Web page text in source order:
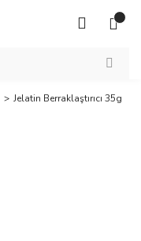
Jelatin Berraklaştırıcı 35g